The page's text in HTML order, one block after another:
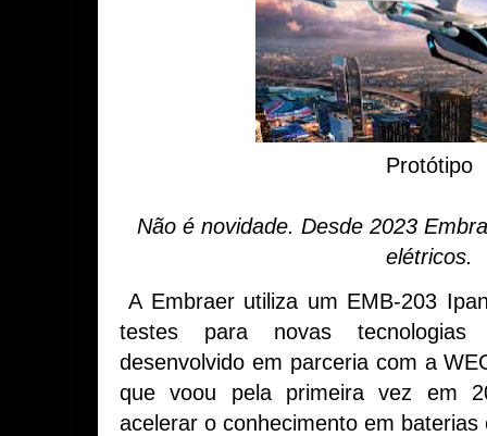
Protótipo
Não é novidade. Desde 2023
elétricos.
A Embraer utiliza um EMB-203
testes para novas tecnologias
desenvolvido em parceria com a
que voou pela primeira vez em
acelerar o conhecimento em